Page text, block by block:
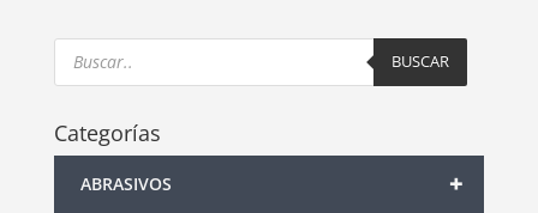
Products
search BUSCAR
Categorías
+
ABRASIVOS